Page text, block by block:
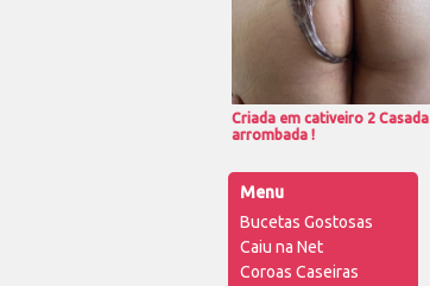
Criada em cativeiro 2 Casada
arrombada !
Menu
Bucetas Gostosas
Caiu na Net
Coroas Caseiras